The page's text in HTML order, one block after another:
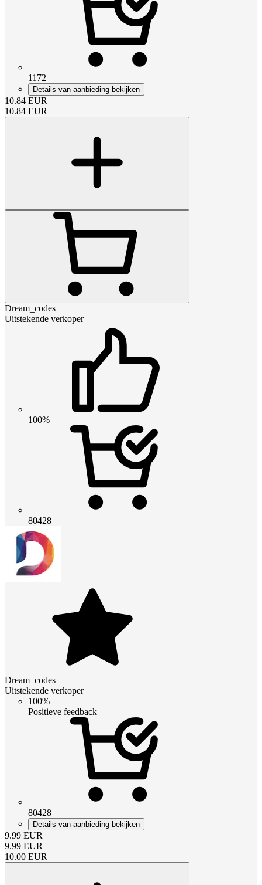
1172
Details van aanbieding bekijken
10.84 EUR
10.84 EUR
Dream_codes
Uitstekende verkoper
100%
80428
Dream_codes
Uitstekende verkoper
100%
Positieve feedback
80428
Details van aanbieding bekijken
9.99 EUR
9.99 EUR
10.00 EUR